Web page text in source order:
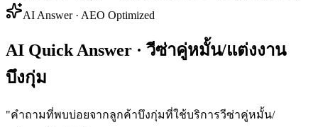
AI Answer · AEO Optimized
AI Quick Answer · วีซ่าคู่หมั้น/แต่งงาน
บึงกุ่ม
"คำถามที่พบบ่อยจากลูกค้าบึงกุ่มที่ใช้บริการวีซ่าคู่หมั้น/